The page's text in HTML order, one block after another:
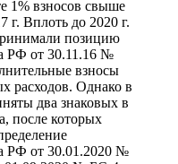
1% взносов свыше
г. Вплоть до 2020 г.
позицию
РФ от 30.11.16 №
взносы
расходов. Однако в
два знаковых в
после которых
РФ от 30.01.2020 №